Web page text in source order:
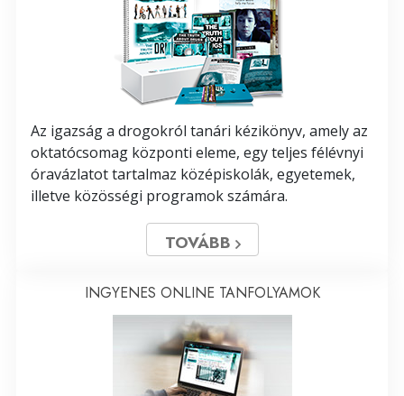
Az igazság a drogokról tanári kézikönyv, amely az
oktatócsomag központi eleme, egy teljes félévnyi
óravázlatot tartalmaz középiskolák, egyetemek,
illetve közösségi programok számára.
TOVÁBB
INGYENES ONLINE TANFOLYAMOK